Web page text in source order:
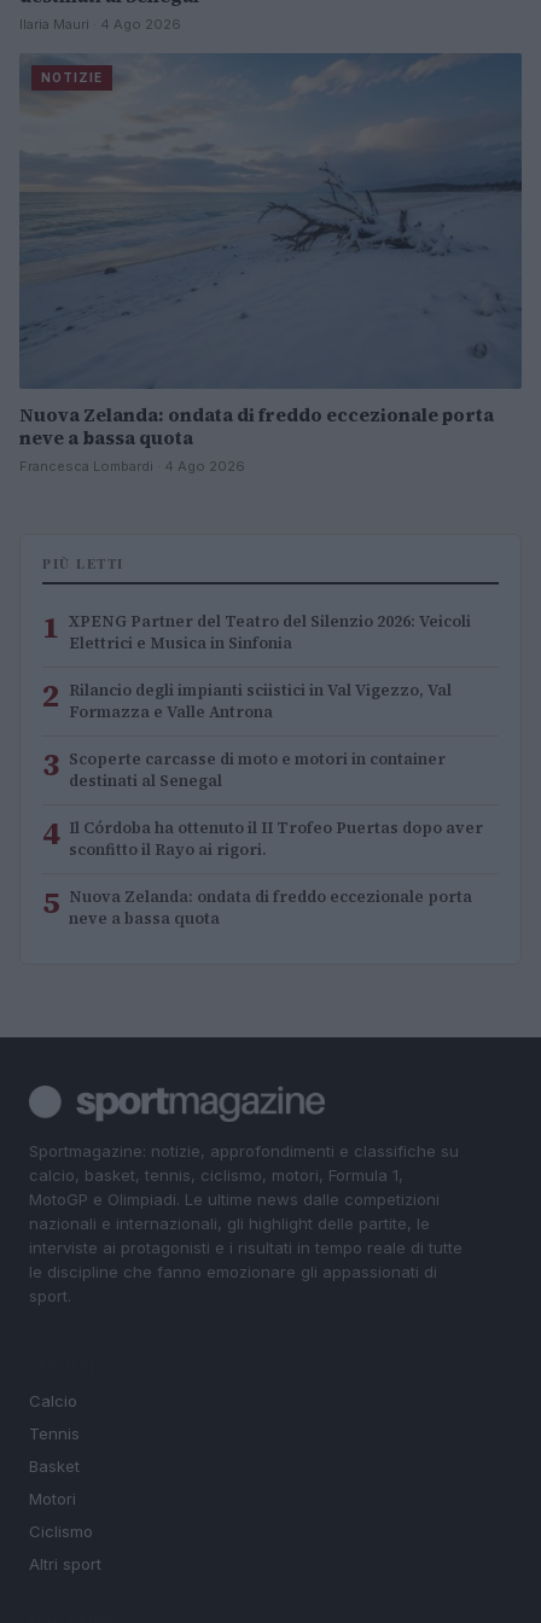
Ilaria Mauri · 4 Ago 2026
NOTIZIE
Nuova Zelanda: ondata di freddo eccezionale porta
neve a bassa quota
Francesca Lombardi · 4 Ago 2026
PIÙ LETTI
1 XPENG Partner del Teatro del Silenzio 2026: Veicoli
Elettrici e Musica in Sinfonia
2 Rilancio degli impianti sciistici in Val Vigezzo, Val
Formazza e Valle Antrona
3 Scoperte carcasse di moto e motori in container
destinati al Senegal
4 Il Córdoba ha ottenuto il II Trofeo Puertas dopo aver
sconfitto il Rayo ai rigori.
5 Nuova Zelanda: ondata di freddo eccezionale porta
neve a bassa quota
Sportmagazine: notizie, approfondimenti e classifiche su
calcio, basket, tennis, ciclismo, motori, Formula 1,
MotoGP e Olimpiadi. Le ultime news dalle competizioni
nazionali e internazionali, gli highlight delle partite, le
interviste ai protagonisti e i risultati in tempo reale di tutte
le discipline che fanno emozionare gli appassionati di
sport.
Calcio
Tennis
Basket
Motori
Ciclismo
Altri sport